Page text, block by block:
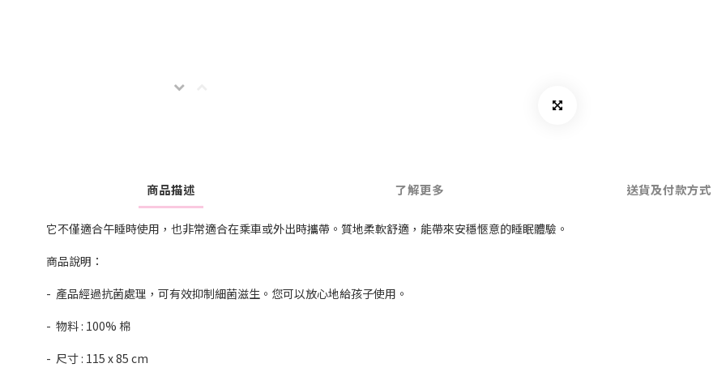
商品描述 了解更多 送貨及付款方式
它不僅適合午睡時使用，也非常適合在乘車或外出時攜帶。質地柔軟舒適，能帶來安穩愜意的睡眠體驗。
商品說明：
- 產品經過抗菌處理，可有效抑制細菌滋生。您可以放心地給孩子使用。
- 物料 : 100% 棉
- 尺寸 : 115 x 85 cm